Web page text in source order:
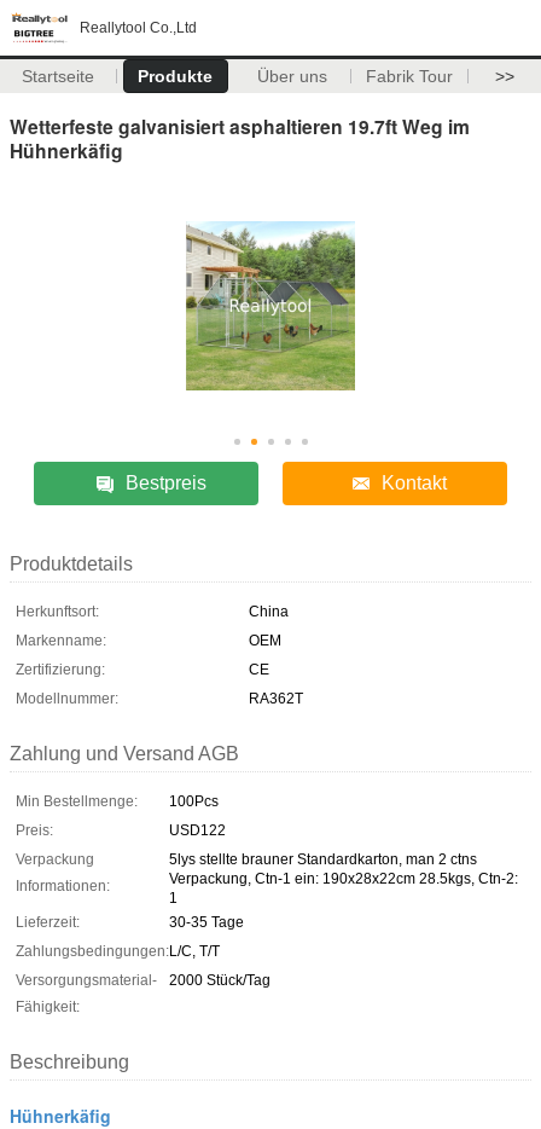
Reallytool Co.,Ltd
Startseite Produkte Über uns Fabrik Tour >>
Wetterfeste galvanisiert asphaltieren 19.7ft Weg im
Hühnerkäfig
Bestpreis Kontakt
Produktdetails
Herkunftsort:
China
Markenname:
OEM
Zertifizierung:
CE
Modellnummer:
RA362T
Zahlung und Versand AGB
Min Bestellmenge:
100Pcs
Preis:
USD122
Verpackung
Informationen:
5lys stellte brauner Standardkarton, man 2 ctns
Verpackung, Ctn-1 ein: 190x28x22cm 28.5kgs, Ctn-2:
1
Lieferzeit:
30-35 Tage
Zahlungsbedingungen:L/C, T/T
Versorgungsmaterial-
Fähigkeit:
2000 Stück/Tag
Beschreibung
Hühnerkäfig